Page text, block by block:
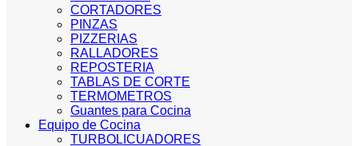
CORTADORES
PINZAS
PIZZERIAS
RALLADORES
REPOSTERIA
TABLAS DE CORTE
TERMOMETROS
Guantes para Cocina
Equipo de Cocina
TURBOLICUADORES